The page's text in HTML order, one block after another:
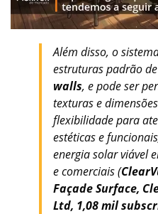
Além disso, o
estruturas padrão
walls, e pode ser
texturas e
flexibilidade para
estéticas e
energia solar viável
e comerciais (
Façade Surface,
Ltd, 1,08 mil